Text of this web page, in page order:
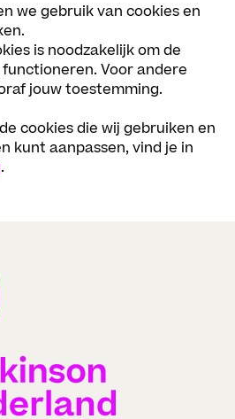
we gebruik van cookies en
is noodzakelijk om de
Voor andere
jouw toestemming.
cookies die wij gebruiken en
kunt aanpassen, vind je in
.